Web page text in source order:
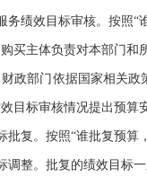
绩效目标审核。按照“
购买主体负责对本部门
财政部门依据国家相关
目标审核情况提出预算
复。按照“谁批复预算
整。批复的绩效目标